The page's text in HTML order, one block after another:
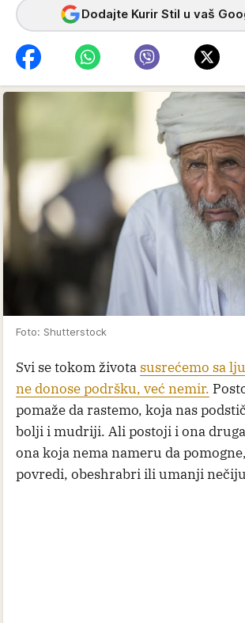
Dodajte Kurir Stil u vaš
Foto: Shutterstock
Svi se tokom života susrećemo sa
ne donose podršku, već nemir.
pomaže da rastemo, koja nas
bolji i mudriji. Ali postoji i ona
ona koja nema nameru da
povredi, obeshrabri ili umanji